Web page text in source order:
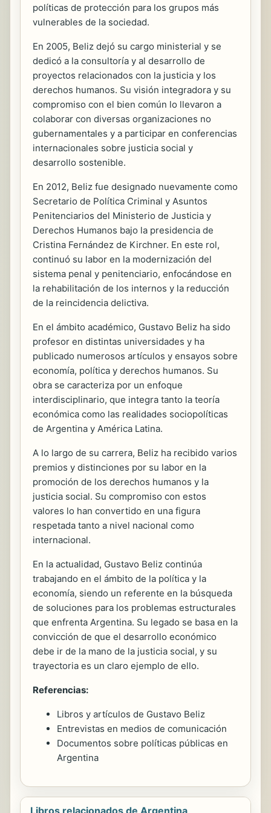
políticas de protección para los grupos más
vulnerables de la sociedad.
En 2005, Beliz dejó su cargo ministerial y se
dedicó a la consultoría y al desarrollo de
proyectos relacionados con la justicia y los
derechos humanos. Su visión integradora y su
compromiso con el bien común lo llevaron a
colaborar con diversas organizaciones no
gubernamentales y a participar en conferencias
internacionales sobre justicia social y
desarrollo sostenible.
En 2012, Beliz fue designado nuevamente como
Secretario de Política Criminal y Asuntos
Penitenciarios del Ministerio de Justicia y
Derechos Humanos bajo la presidencia de
Cristina Fernández de Kirchner. En este rol,
continuó su labor en la modernización del
sistema penal y penitenciario, enfocándose en
la rehabilitación de los internos y la reducción
de la reincidencia delictiva.
En el ámbito académico, Gustavo Beliz ha sido
profesor en distintas universidades y ha
publicado numerosos artículos y ensayos sobre
economía, política y derechos humanos. Su
obra se caracteriza por un enfoque
interdisciplinario, que integra tanto la teoría
económica como las realidades sociopolíticas
de Argentina y América Latina.
A lo largo de su carrera, Beliz ha recibido varios
premios y distinciones por su labor en la
promoción de los derechos humanos y la
justicia social. Su compromiso con estos
valores lo han convertido en una figura
respetada tanto a nivel nacional como
internacional.
En la actualidad, Gustavo Beliz continúa
trabajando en el ámbito de la política y la
economía, siendo un referente en la búsqueda
de soluciones para los problemas estructurales
que enfrenta Argentina. Su legado se basa en la
convicción de que el desarrollo económico
debe ir de la mano de la justicia social, y su
trayectoria es un claro ejemplo de ello.
Referencias:
Libros y artículos de Gustavo Beliz
Entrevistas en medios de comunicación
Documentos sobre políticas públicas en
Argentina